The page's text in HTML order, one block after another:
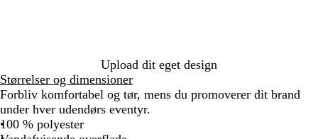
Upload dit eget design
Størrelser og dimensioner
Forbliv komfortabel og tør, mens du promoverer dit brand
under hver udendørs eventyr.
100 % polyester